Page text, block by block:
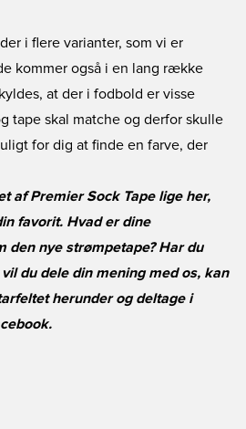
i flere varianter, som vi er
kommer også i en lang række
at der i fodbold er visse
tape skal matche og derfor skulle
for dig at finde en farve, der
af Premier Sock Tape lige her,
favorit. Hvad er dine
den nye strømpetape? Har du
du dele din mening med os, kan
herunder og deltage i
.